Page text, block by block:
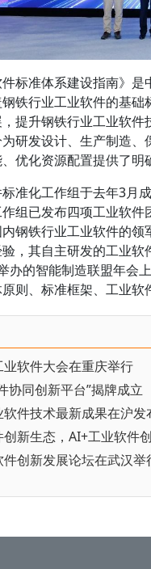
件标准体系建设指南》
铁行业工业软件的基
提升钢铁行业工业软
研发设计、生产制造
优化资源配置提供了明
准化工作组于去年3月
组已发布四项工业软
钢铁行业工业软件的
，其自主研发的工业
办的智能制造联盟年会
则、标准框架、工业软
业软件大会在重庆举行
协同创新平台”揭牌成立
软件技术最新成果在沪发
件创新发展论坛在武汉举